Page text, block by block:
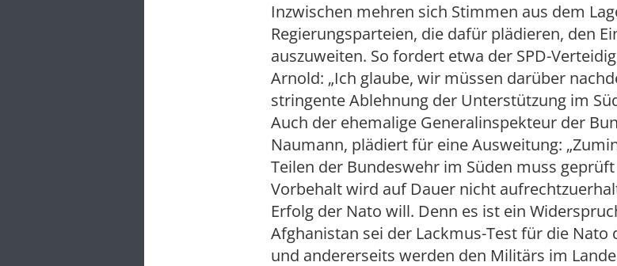
Inzwischen mehren sich Stimmen aus dem
Regierungsparteien, die dafür plädieren, den
auszuweiten. So fordert etwa der SPD-
Arnold: „Ich glaube, wir müssen darüber
stringente Ablehnung der Unterstützung im
Auch der ehemalige Generalinspekteur der
Naumann, plädiert für eine Ausweitung:
Teilen der Bundeswehr im Süden muss
Vorbehalt wird auf Dauer nicht
Erfolg der Nato will. Denn es ist ein
Afghanistan sei der Lackmus-Test für die Nato
und andererseits werden den Militärs im